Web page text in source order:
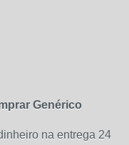
Genérico
na entrega 24